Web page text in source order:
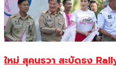
ใหม่ สุคนธวา สะบัดธง